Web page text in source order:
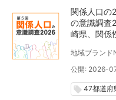
関係人口の
の意識調
崎県、関係
地域ブランド
公開: 2026-
local_offer 47都道府